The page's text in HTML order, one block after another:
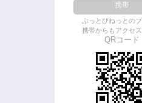
携帯
ぶっとびねっとの
携帯からもアクセス
QRコード